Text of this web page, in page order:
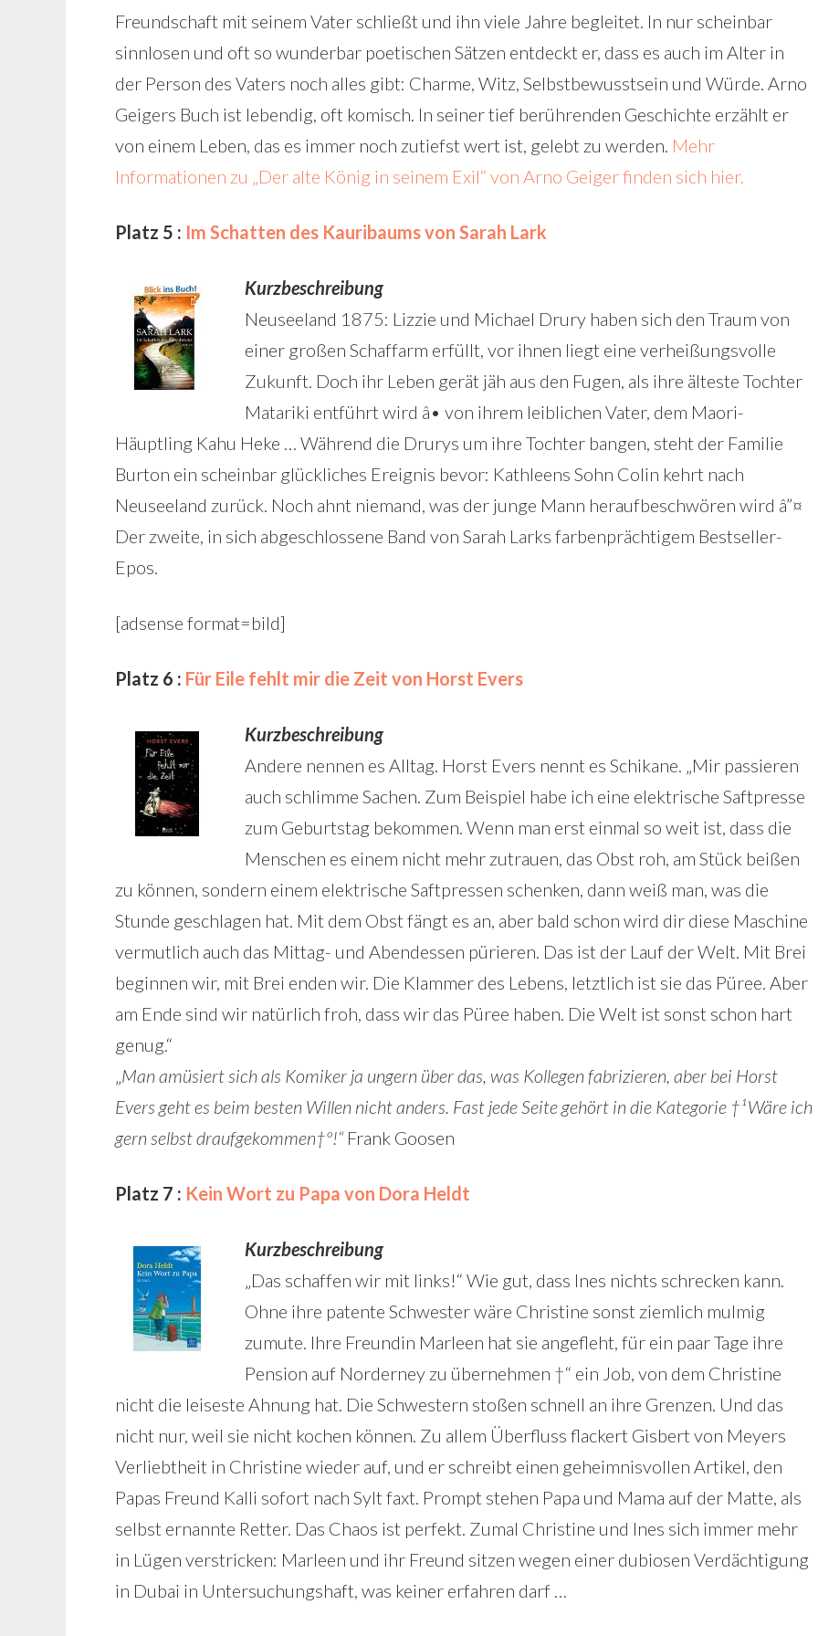
Freundschaft mit seinem Vater schließt und ihn viele Jahre begleitet. In nur scheinbar
sinnlosen und oft so wunderbar poetischen Sätzen entdeckt er, dass es auch im Alter in
der Person des Vaters noch alles gibt: Charme, Witz, Selbstbewusstsein und Würde. Arno
Geigers Buch ist lebendig, oft komisch. In seiner tief berührenden Geschichte erzählt er
von einem Leben, das es immer noch zutiefst wert ist, gelebt zu werden. Mehr
Informationen zu „Der alte König in seinem Exil“ von Arno Geiger finden sich hier.
Platz 5 : Im Schatten des Kauribaums von Sarah Lark
Kurzbeschreibung
Neuseeland 1875: Lizzie und Michael Drury haben sich den Traum von
einer großen Schaffarm erfüllt, vor ihnen liegt eine verheißungsvolle
Zukunft. Doch ihr Leben gerät jäh aus den Fugen, als ihre älteste Tochter
Matariki entführt wird â• von ihrem leiblichen Vater, dem Maori-
Häuptling Kahu Heke … Während die Drurys um ihre Tochter bangen, steht der Familie
Burton ein scheinbar glückliches Ereignis bevor: Kathleens Sohn Colin kehrt nach
Neuseeland zurück. Noch ahnt niemand, was der junge Mann heraufbeschwören wird â”¤
Der zweite, in sich abgeschlossene Band von Sarah Larks farbenprächtigem Bestseller-
Epos.
[adsense format=bild]
Platz 6 : Für Eile fehlt mir die Zeit von Horst Evers
Kurzbeschreibung
Andere nennen es Alltag. Horst Evers nennt es Schikane. „Mir passieren
auch schlimme Sachen. Zum Beispiel habe ich eine elektrische Saftpresse
zum Geburtstag bekommen. Wenn man erst einmal so weit ist, dass die
Menschen es einem nicht mehr zutrauen, das Obst roh, am Stück beißen
zu können, sondern einem elektrische Saftpressen schenken, dann weiß man, was die
Stunde geschlagen hat. Mit dem Obst fängt es an, aber bald schon wird dir diese Maschine
vermutlich auch das Mittag- und Abendessen pürieren. Das ist der Lauf der Welt. Mit Brei
beginnen wir, mit Brei enden wir. Die Klammer des Lebens, letztlich ist sie das Püree. Aber
am Ende sind wir natürlich froh, dass wir das Püree haben. Die Welt ist sonst schon hart
genug.“
„Man amüsiert sich als Komiker ja ungern über das, was Kollegen fabrizieren, aber bei Horst
Evers geht es beim besten Willen nicht anders. Fast jede Seite gehört in die Kategorie †¹Wäre ich
gern selbst draufgekommen†º!“Frank Goosen
Platz 7 : Kein Wort zu Papa von Dora Heldt
Kurzbeschreibung
„Das schaffen wir mit links!“ Wie gut, dass Ines nichts schrecken kann.
Ohne ihre patente Schwester wäre Christine sonst ziemlich mulmig
zumute. Ihre Freundin Marleen hat sie angefleht, für ein paar Tage ihre
Pension auf Norderney zu übernehmen †“ ein Job, von dem Christine
nicht die leiseste Ahnung hat. Die Schwestern stoßen schnell an ihre Grenzen. Und das
nicht nur, weil sie nicht kochen können. Zu allem Überfluss flackert Gisbert von Meyers
Verliebtheit in Christine wieder auf, und er schreibt einen geheimnisvollen Artikel, den
Papas Freund Kalli sofort nach Sylt faxt. Prompt stehen Papa und Mama auf der Matte, als
selbst ernannte Retter. Das Chaos ist perfekt. Zumal Christine und Ines sich immer mehr
in Lügen verstricken: Marleen und ihr Freund sitzen wegen einer dubiosen Verdächtigung
in Dubai in Untersuchungshaft, was keiner erfahren darf …